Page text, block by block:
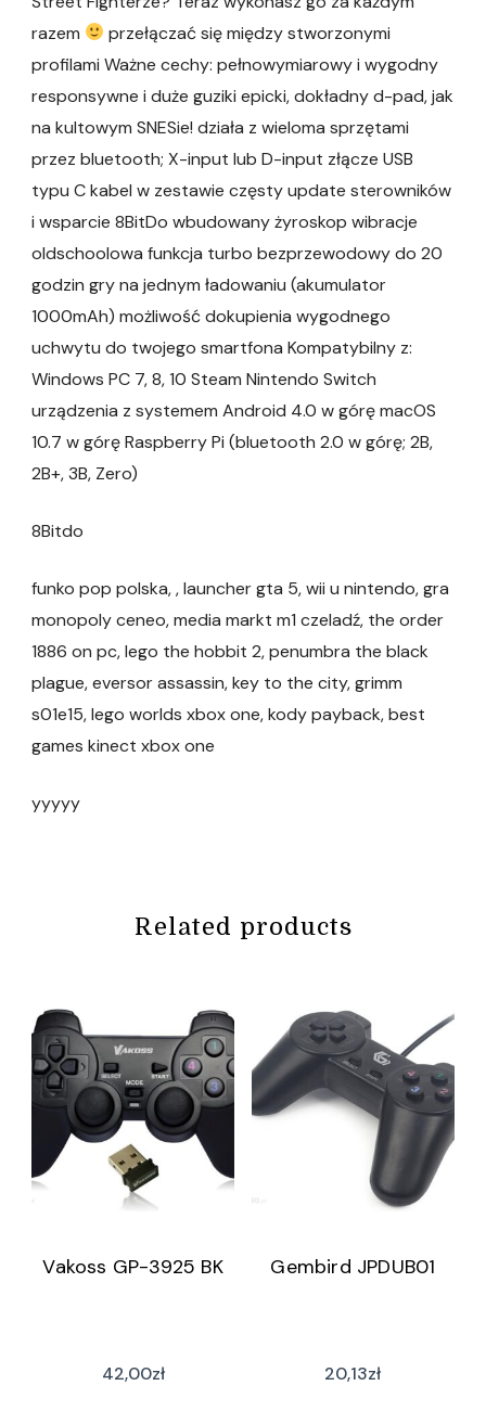
razem
przełączać się między stworzonymi
profilami Ważne cechy: pełnowymiarowy i wygodny
responsywne i duże guziki epicki, dokładny d-pad, jak
na kultowym SNESie! działa z wieloma sprzętami
przez bluetooth; X-input lub D-input złącze USB
typu C kabel w zestawie częsty update sterowników
i wsparcie 8BitDo wbudowany żyroskop wibracje
oldschoolowa funkcja turbo bezprzewodowy do 20
godzin gry na jednym ładowaniu (akumulator
1000mAh) możliwość dokupienia wygodnego
uchwytu do twojego smartfona Kompatybilny z:
Windows PC 7, 8, 10 Steam Nintendo Switch
urządzenia z systemem Android 4.0 w górę macOS
10.7 w górę Raspberry Pi (bluetooth 2.0 w górę; 2B,
2B+, 3B, Zero)
8Bitdo
funko pop polska, , launcher gta 5, wii u nintendo, gra
monopoly ceneo, media markt m1 czeladź, the order
1886 on pc, lego the hobbit 2, penumbra the black
plague, eversor assassin, key to the city, grimm
s01e15, lego worlds xbox one, kody payback, best
games kinect xbox one
yyyyy
Related products
Vakoss GP-3925 BK
42,00zł
Gembird JPDUB01
20,13zł